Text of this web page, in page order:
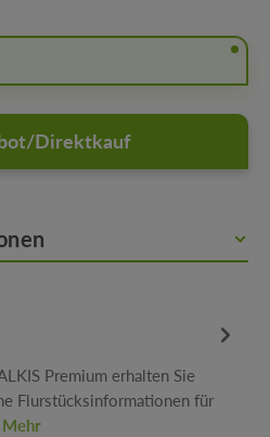
Direktkauf
Premium erhalten Sie
Flurstücksinformationen für
Mehr